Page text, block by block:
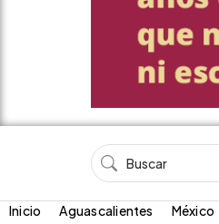
Inicio Aguascalientes México